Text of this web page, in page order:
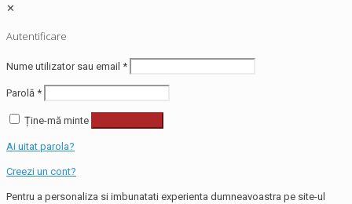
✕
Autentificare
Nume utilizator sau email *
Parolă *
Ține-mă minte
Ai uitat parola?
Creezi un cont?
Pentru a personaliza si imbunatati experienta dumneavoastra pe site-ul